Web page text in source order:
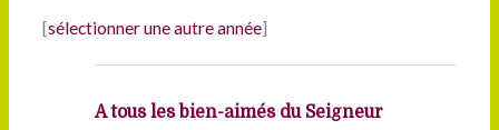
[sélectionner une autre année]
A tous les bien-aimés du Seigneur